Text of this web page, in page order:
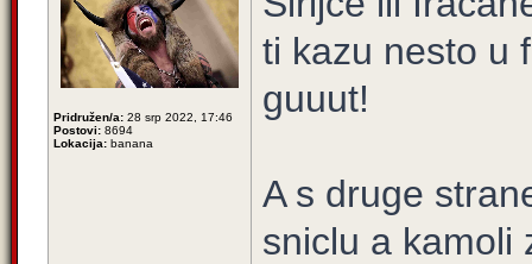
Pridružen/a: 28 srp 2022, 17:46
Postovi: 8694
Lokacija: banana
ti kazu nesto u
guuut!
A s druge
sniclu a kamoli